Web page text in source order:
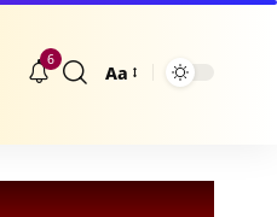
6
Größenänderung
Aa